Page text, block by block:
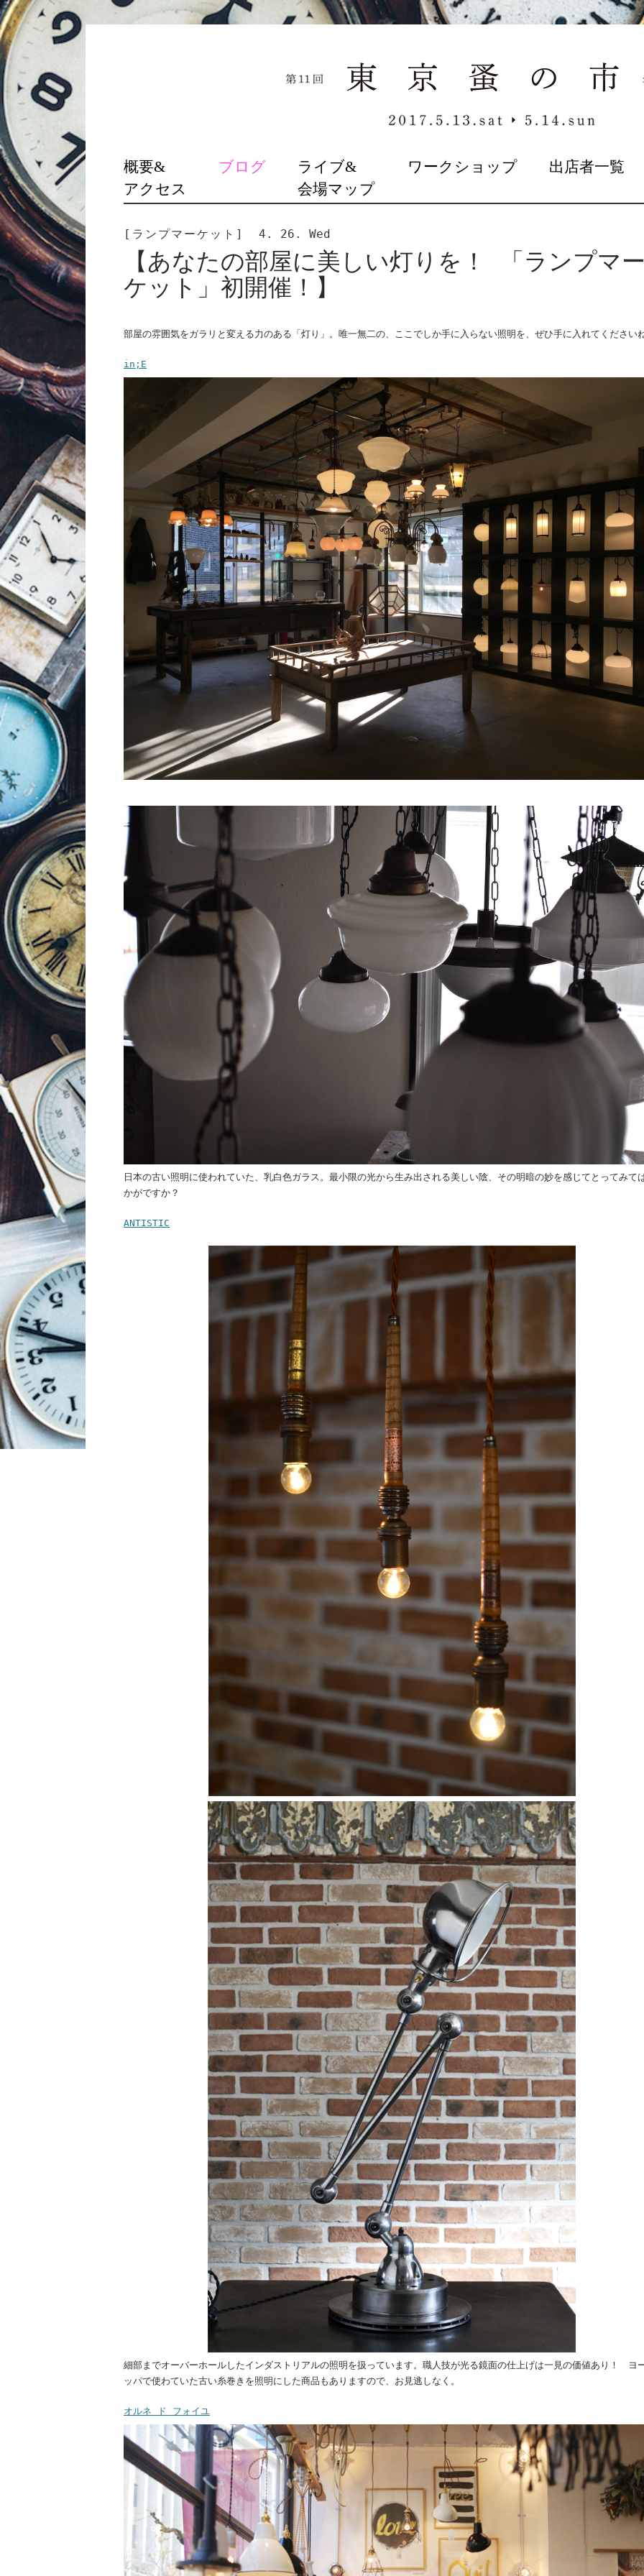
SKIP
TO
CONTENT
概要&
アクセス
ブログ
ライブ&
会場マップ
ワークショップ 出店者一覧
[ランプマーケット] 4. 26. Wed
【あなたの部屋に美しい灯りを！ 「ランプマ
ケット」初開催！】
部屋の雰囲気をガラリと変える力のある「灯り」。唯一無二の、ここでしか手に入らない照明を、ぜひ手に入れてください
in;E
日本の古い照明に使われていた、乳白色ガラス。最小限の光から生み出される美しい陰、その明暗の妙を感じてとってみて
かがですか？
ANTISTIC
細部までオーバーホールしたインダストリアルの照明を扱っています。職人技が光る鏡面の仕上げは一見の価値あり！ ヨ
ッパで使わていた古い糸巻きを照明にした商品もありますので、お見逃しなく。
オルネ ド フォイユ